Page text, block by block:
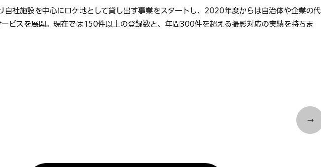
社施設を中心にロケ地として貸し出す事業をスタートし、2020年度からは自治体や企業の代
ビスを展開。現在では150件以上の登録数と、年間300件を超える撮影対応の実績を持ちま